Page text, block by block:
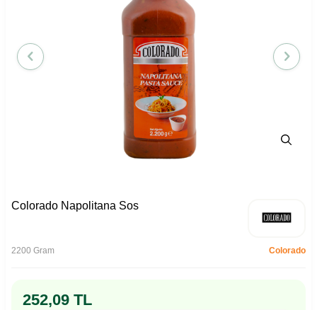
Colorado Napolitana Sos
2200 Gram Colorado
252,09 TL